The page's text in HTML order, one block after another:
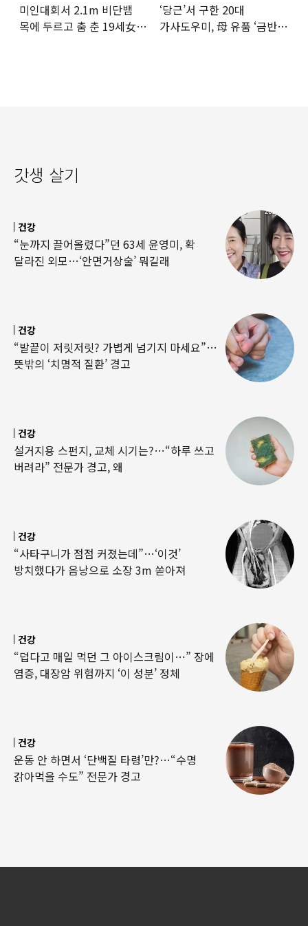
미인대회서 2.1m 비단뱀
목에 두르고 춤 춘 19세女
‘당근’서 구한 20대
가사도우미, 母 유품 ‘금반지
갓생 살기
건강
“눈까지 끌어올렸다”던 63세 윤영미, 확
달라진 외모…‘안면거상술’ 뭐길래
건강
“발끝이 저릿저릿? 가볍게 넘기지 마세요”…
뜻밖의 ‘치명적 질환’ 경고
건강
설거지용 스펀지, 교체 시기는?…“하루 쓰고
버려라” 전문가 경고, 왜
건강
“사타구니가 점점 커졌는데”…‘이것’
방치했다가 음낭으로 소장 3m 쏟아져
건강
“덥다고 매일 먹던 그 아이스크림이…” 장에
염증, 대장암 위험까지 ‘이 성분’ 정체
건강
운동 안 하면서 ‘단백질 타령’만?…“수명
갉아먹을 수도” 전문가 경고